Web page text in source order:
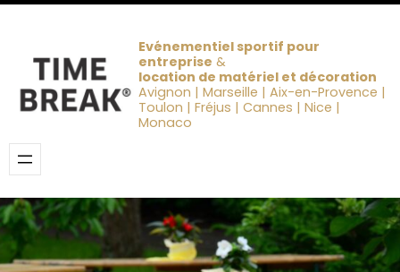
Evénementiel sportif pour
entreprise &
location de matériel et décoration
Avignon | Marseille | Aix-en-Provence |
Toulon | Fréjus | Cannes | Nice |
Monaco